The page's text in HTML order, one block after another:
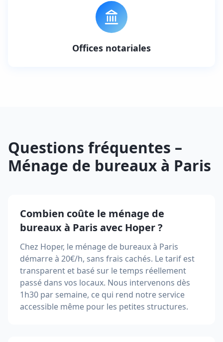
Offices notariales
Questions fréquentes –
Ménage de bureaux à Paris
Combien coûte le ménage de
bureaux à Paris avec Hoper ?
Chez Hoper, le ménage de bureaux à Paris
démarre à 20€/h, sans frais cachés. Le tarif est
transparent et basé sur le temps réellement
passé dans vos locaux. Nous intervenons dès
1h30 par semaine, ce qui rend notre service
accessible même pour les petites structures.